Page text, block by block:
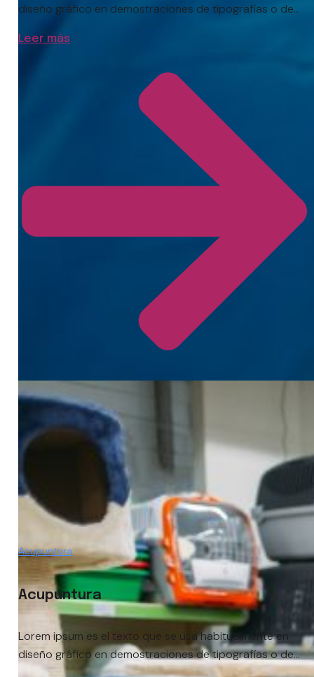
diseño gráfico en demostraciones de tipografías o de...
Leer más
Acupuntura
Acupuntura
Lorem ipsum es el texto que se usa habitualmente en
diseño gráfico en demostraciones de tipografías o de...